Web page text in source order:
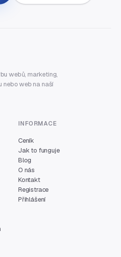
webů, marketing,
nebo web na naší
INFORMACE
Ceník
Jak to funguje
Blog
O nás
Kontakt
Registrace
Přihlášení